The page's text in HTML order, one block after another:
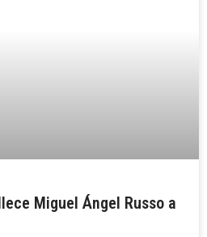
Miguel Ángel Russo a